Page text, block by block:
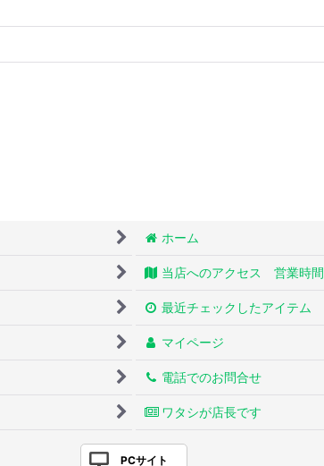
ホーム
当店へのアクセス 営業時間
最近チェックしたアイテム
マイページ
電話でのお問合せ
ワタシが店長です
PCサイト